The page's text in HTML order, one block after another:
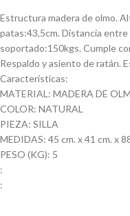
Estructura madera de olmo.
patas:43,5cm. Distancia entre
soportado:150kgs. Cumple
Respaldo y asiento de ratán.
Características:
MATERIAL: MADERA DE
COLOR: NATURAL
PIEZA: SILLA
MEDIDAS: 45 cm. x 41 cm. x
PESO (KG): 5
:
: